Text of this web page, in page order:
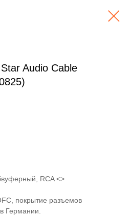
Audio Cable
RCA <>
покрытие разъемов
Германии.